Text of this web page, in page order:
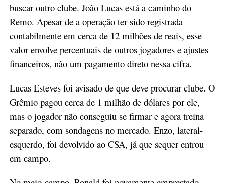
buscar outro clube. João Lucas está a caminho do
Remo. Apesar de a operação ter sido registrada
contabilmente em cerca de 12 milhões de reais, esse
valor envolve percentuais de outros jogadores e ajustes
financeiros, não um pagamento direto nessa cifra.
Lucas Esteves foi avisado de que deve procurar clube. O
Grêmio pagou cerca de 1 milhão de dólares por ele,
mas o jogador não conseguiu se firmar e agora treina
separado, com sondagens no mercado. Enzo, lateral-
esquerdo, foi devolvido ao CSA, já que sequer entrou
em campo.